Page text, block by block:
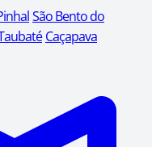
São Bento do
Caçapava